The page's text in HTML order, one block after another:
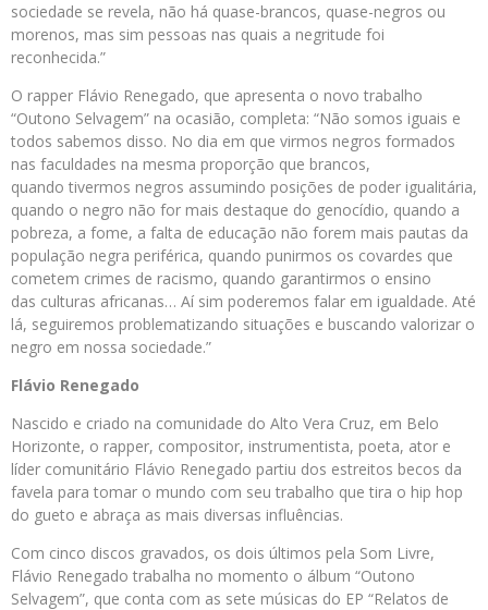
sociedade se revela, não há quase-brancos, quase-negros ou
morenos, mas sim pessoas nas quais a negritude foi
reconhecida.”
O rapper Flávio Renegado, que apresenta o novo trabalho
“Outono Selvagem” na ocasião, completa: “Não somos iguais e
todos sabemos disso. No dia em que virmos negros formados
nas faculdades na mesma proporção que brancos,
quando tivermos negros assumindo posições de poder igualitária,
quando o negro não for mais destaque do genocídio, quando a
pobreza, a fome, a falta de educação não forem mais pautas da
população negra periférica, quando punirmos os covardes que
cometem crimes de racismo, quando garantirmos o ensino
das culturas africanas… Aí sim poderemos falar em igualdade. Até
lá, seguiremos problematizando situações e buscando valorizar o
negro em nossa sociedade.”
Flávio Renegado
Nascido e criado na comunidade do Alto Vera Cruz, em Belo
Horizonte, o rapper, compositor, instrumentista, poeta, ator e
líder comunitário Flávio Renegado partiu dos estreitos becos da
favela para tomar o mundo com seu trabalho que tira o hip hop
do gueto e abraça as mais diversas influências.
Com cinco discos gravados, os dois últimos pela Som Livre,
Flávio Renegado trabalha no momento o álbum “Outono
Selvagem”, que conta com as sete músicas do EP “Relatos de